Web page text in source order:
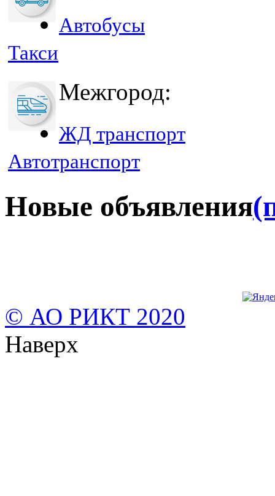
Автобусы
Такси
Межгород:
ЖД транспорт
Автотранспорт
Новые объявления
© АО РИКТ 2020
Наверх